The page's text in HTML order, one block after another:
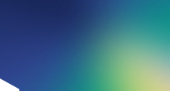
Video abspielen